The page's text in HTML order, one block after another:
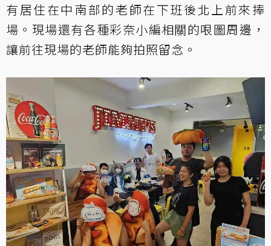
有居住在中南部的老師在下班後北上前來捧
場。現場還有各種彩奈小編相關的哏圖周邊，
讓前往現場的老師能夠拍照留念。